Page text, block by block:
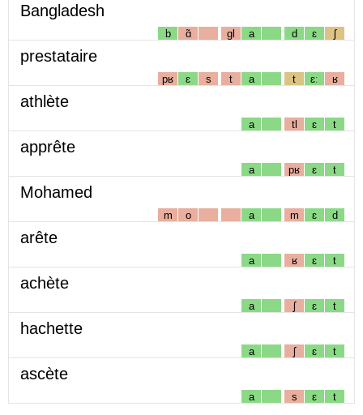
Bangladesh
b ɑ̃ gl a d ɛ ʃ
prestataire
pʁ ɛ s t a t ɛː ʁ
athlète
a tl ɛ t
apprête
a pʁ ɛ t
Mohamed
m o a m ɛ d
arête
a ʁ ɛ t
achète
a ʃ ɛ t
hachette
a ʃ ɛ t
ascète
a s ɛ t